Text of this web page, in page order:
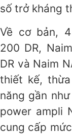
số trở kháng
Về cơ bản,
200 DR,
DR và Naim
thiết kế,
năng gần
power ampli
cung cấp